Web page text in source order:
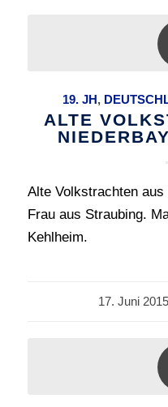
19. JH,
ALTE
Alte Volkstrachten
Frau aus Straubing.
Kehlheim.
17. Juni 2015
/